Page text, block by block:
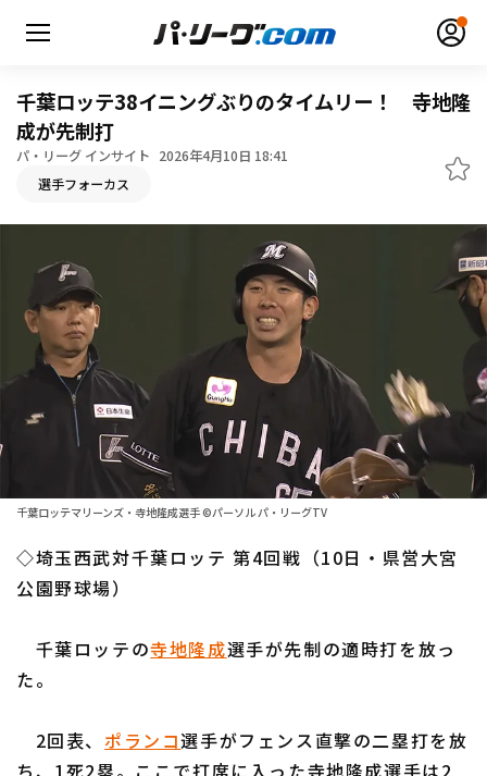
動画
日程・結果
順位表･成績
1軍公式戦
ファーム東地区
ファーム西地区
選手名鑑
選手名鑑トップ
北海道日本ハムファイターズ
東北楽天ゴールデンイーグルス
埼玉西武ライオンズ
オリックス・バファローズ
ニュース
千葉ロッテ38イニングぶりのタイムリー！ 寺地隆
成が先制打
パ・リーグ インサイト 2026年4月10日 18:41
選手フォーカス
千葉ロッテマリーンズ・寺地隆成選手 ©パーソル パ・リーグTV
◇埼玉西武対千葉ロッテ 第4回戦（10日・県営大宮
公園野球場）
千葉ロッテの寺地隆成選手が先制の適時打を放っ
た。
2回表、 ポランコ選手がフェンス直撃の二塁打を放
ち、1死2塁。ここで打席に入った寺地隆成選手は2